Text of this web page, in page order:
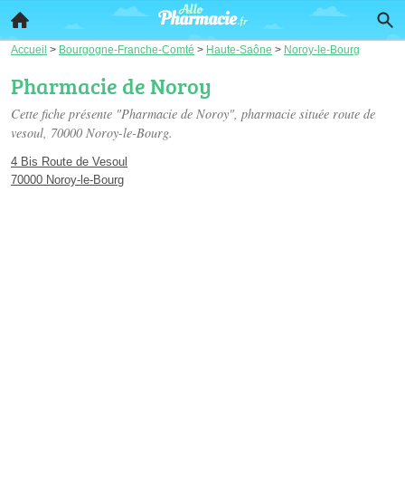
Accueil > Bourgogne-Franche-Comté > Haute-Saône > Noroy-le-Bourg
Pharmacie de Noroy
Cette fiche présente "Pharmacie de Noroy", pharmacie située route de
vesoul, 70000 Noroy-le-Bourg.
4 Bis Route de Vesoul
70000 Noroy-le-Bourg